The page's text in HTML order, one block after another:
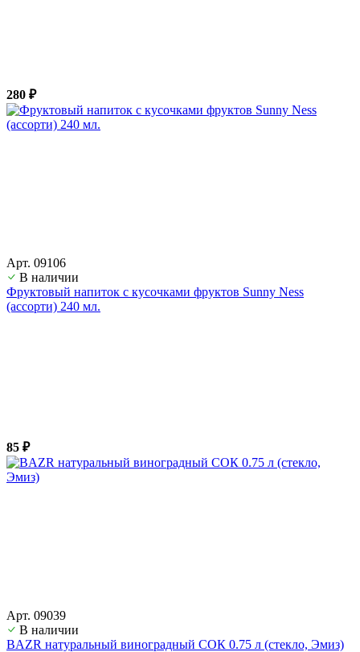
280 ₽
Арт. 09106
В наличии
Фруктовый напиток с кусочками фруктов Sunny Ness
(ассорти) 240 мл.
85 ₽
Арт. 09039
В наличии
BAZR натуральный виноградный СОК 0.75 л (стекло, Эмиз)